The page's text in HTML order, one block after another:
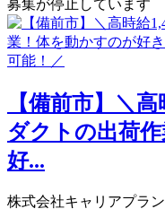
募集が停止しています
【備前市】＼
ダクトの出荷
好...
株式会社キャリアプラ